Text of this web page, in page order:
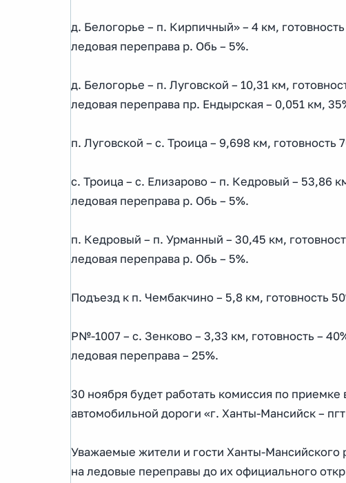
д. Белогорье – п. Кирпичный» – 4 км,
ледовая переправа р. Обь – 5%.
д. Белогорье – п. Луговской – 10,31 км,
ледовая переправа пр. Ендырская – 0,051 км,
п. Луговской – с. Троица – 9,698 км, готовность
с. Троица – с. Елизарово – п. Кедровый – 53,86
ледовая переправа р. Обь – 5%.
п. Кедровый – п. Урманный – 30,45 км,
ледовая переправа р. Обь – 5%.
Подъезд к п. Чембакчино – 5,8 км, готовность
Р№-1007 – с. Зенково – 3,33 км, готовность –
ледовая переправа – 25%.
30 ноября будет работать комиссия по
автомобильной дороги «г. Ханты-Мансийск –
Уважаемые жители и гости Ханты-
на ледовые переправы до их официального